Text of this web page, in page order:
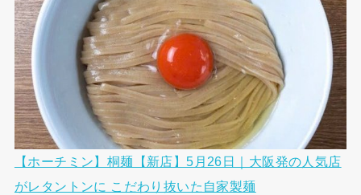
【ホーチミン】桐麺【新店】5月26日｜大阪発の人気店
がレタントンに こだわり抜いた自家製麺